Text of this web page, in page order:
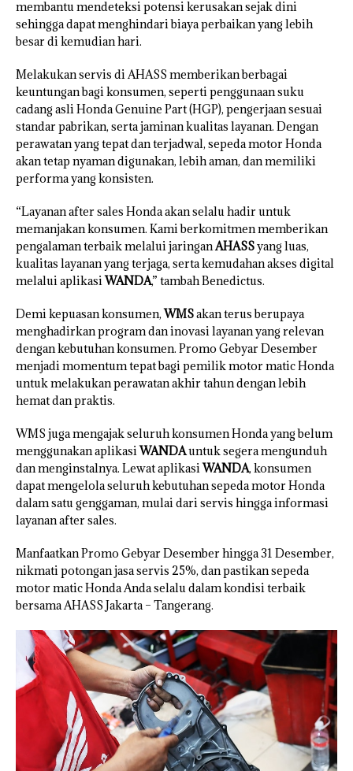
membantu mendeteksi potensi kerusakan sejak dini
sehingga dapat menghindari biaya perbaikan yang lebih
besar di kemudian hari.
Melakukan servis di AHASS memberikan berbagai
keuntungan bagi konsumen, seperti penggunaan suku
cadang asli Honda Genuine Part (HGP), pengerjaan sesuai
standar pabrikan, serta jaminan kualitas layanan. Dengan
perawatan yang tepat dan terjadwal, sepeda motor Honda
akan tetap nyaman digunakan, lebih aman, dan memiliki
performa yang konsisten.
“Layanan after sales Honda akan selalu hadir untuk
memanjakan konsumen. Kami berkomitmen memberikan
pengalaman terbaik melalui jaringanAHASSyang luas,
kualitas layanan yang terjaga, serta kemudahan akses digital
melalui aplikasiWANDA,” tambah Benedictus.
Demi kepuasan konsumen,WMSakan terus berupaya
menghadirkan program dan inovasi layanan yang relevan
dengan kebutuhan konsumen. Promo Gebyar Desember
menjadi momentum tepat bagi pemilik motor matic Honda
untuk melakukan perawatan akhir tahun dengan lebih
hemat dan praktis.
WMS juga mengajak seluruh konsumen Honda yang belum
menggunakan aplikasiWANDAuntuk segera mengunduh
dan menginstalnya. Lewat aplikasiWANDA, konsumen
dapat mengelola seluruh kebutuhan sepeda motor Honda
dalam satu genggaman, mulai dari servis hingga informasi
layanan after sales.
Manfaatkan Promo Gebyar Desember hingga 31 Desember,
nikmati potongan jasa servis 25%, dan pastikan sepeda
motor matic Honda Anda selalu dalam kondisi terbaik
bersama AHASS Jakarta – Tangerang.